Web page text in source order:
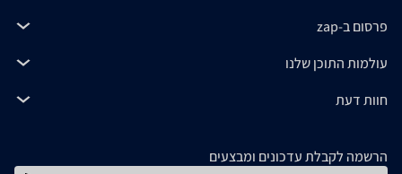
פרסום ב-zap
עולמות התוכן שלנו
חוות דעת
הרשמה לקבלת עדכונים ומבצעים